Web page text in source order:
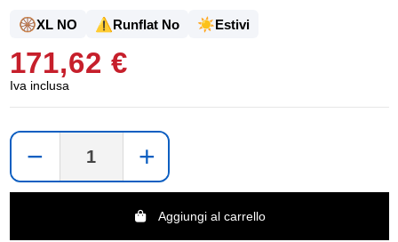
🛞XL NO ⚠️Runflat No ☀️Estivi
171,62 €
Iva inclusa
− +
Aggiungi al carrello